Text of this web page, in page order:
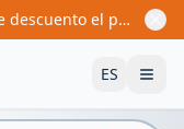
Nuevo: Perfil de Proveedor — ¡50% de descuento el primer año! Desde 60€/año
ES